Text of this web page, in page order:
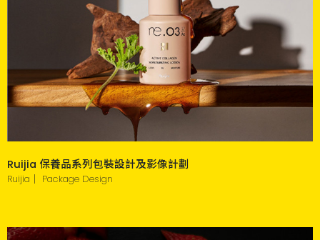
Ruijia 保養品系列包裝設計及影像計劃
Ruijia｜ Package Design